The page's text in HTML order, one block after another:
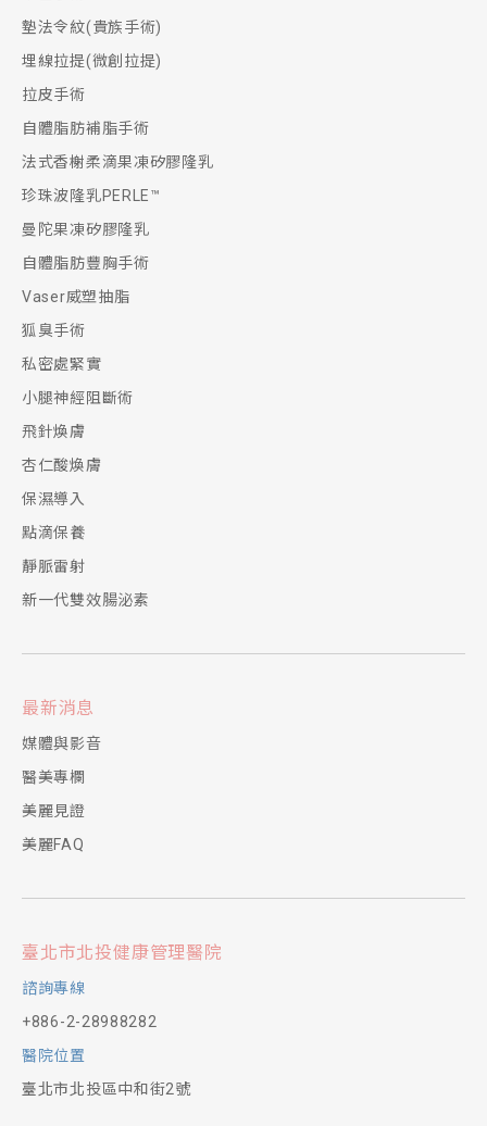
墊法令紋(貴族手術)
埋線拉提(微創拉提)
拉皮手術
自體脂肪補脂手術
法式香榭柔滴果凍矽膠隆乳
珍珠波隆乳PERLE™
曼陀果凍矽膠隆乳
自體脂肪豐胸手術
Vaser威塑抽脂
狐臭手術
私密處緊實
小腿神經阻斷術
飛針煥膚
杏仁酸煥膚
保濕導入
點滴保養
靜脈雷射
新一代雙效腸泌素
最新消息
媒體與影音
醫美專欄
美麗見證
美麗FAQ
臺北市北投健康管理醫院
諮詢專線
+886-2-28988282
醫院位置
臺北市北投區中和街2號